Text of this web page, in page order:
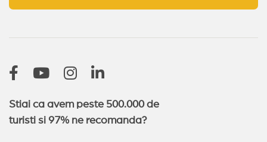
Stiai ca avem peste 500.000 de
turisti si 97% ne recomanda?